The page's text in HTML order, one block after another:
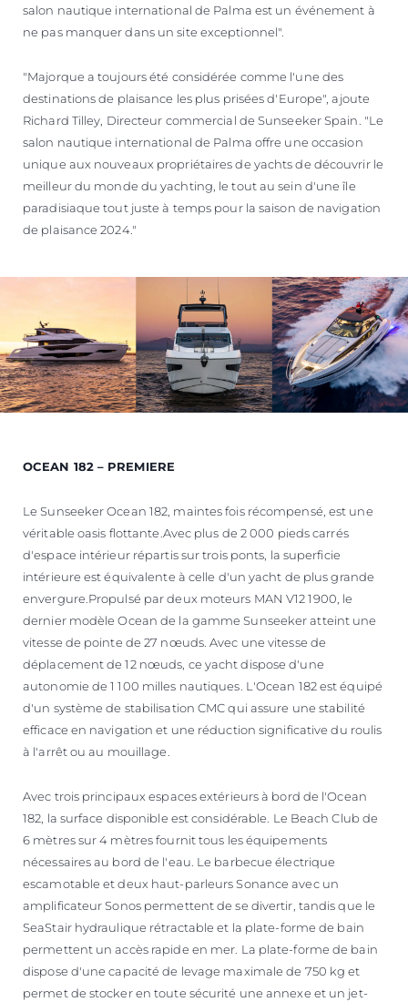
salon nautique international de Palma est un événement à
ne pas manquer dans un site exceptionnel".
"Majorque a toujours été considérée comme l'une des
destinations de plaisance les plus prisées d'Europe", ajoute
Richard Tilley, Directeur commercial de Sunseeker Spain. "Le
salon nautique international de Palma offre une occasion
unique aux nouveaux propriétaires de yachts de découvrir le
meilleur du monde du yachting, le tout au sein d'une île
paradisiaque tout juste à temps pour la saison de navigation
de plaisance 2024."
OCEAN 182 – PREMIERE
Le Sunseeker Ocean 182, maintes fois récompensé, est une
véritable oasis flottante.Avec plus de 2 000 pieds carrés
d'espace intérieur répartis sur trois ponts, la superficie
intérieure est équivalente à celle d'un yacht de plus grande
envergure.Propulsé par deux moteurs MAN V12 1900, le
dernier modèle Ocean de la gamme Sunseeker atteint une
vitesse de pointe de 27 nœuds. Avec une vitesse de
déplacement de 12 nœuds, ce yacht dispose d'une
autonomie de 1 100 milles nautiques. L'Ocean 182 est équipé
d'un système de stabilisation CMC qui assure une stabilité
efficace en navigation et une réduction significative du roulis
à l'arrêt ou au mouillage.
Avec trois principaux espaces extérieurs à bord de l'Ocean
182, la surface disponible est considérable. Le Beach Club de
6 mètres sur 4 mètres fournit tous les équipements
nécessaires au bord de l'eau. Le barbecue électrique
escamotable et deux haut-parleurs Sonance avec un
amplificateur Sonos permettent de se divertir, tandis que le
SeaStair hydraulique rétractable et la plate-forme de bain
permettent un accès rapide en mer. La plate-forme de bain
dispose d'une capacité de levage maximale de 750 kg et
permet de stocker en toute sécurité une annexe et un jet-